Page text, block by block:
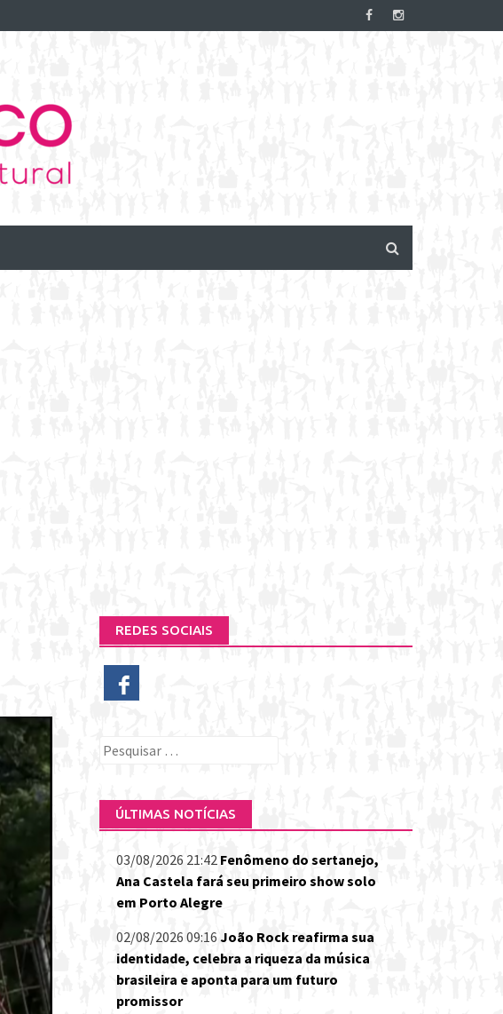
REDES SOCIAIS
Pesquisar
ÚLTIMAS NOTÍCIAS
03/08/2026 21:42 Fenômeno do sertanejo,
Ana Castela fará seu primeiro show solo
em Porto Alegre
02/08/2026 09:16 João Rock reafirma sua
identidade, celebra a riqueza da música
brasileira e aponta para um futuro
promissor